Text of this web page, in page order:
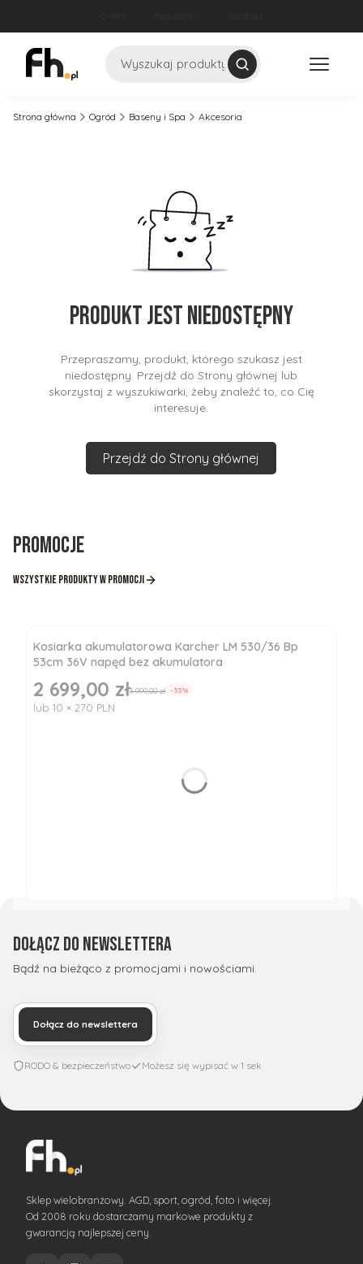
Szukaj
Strona główna Ogród Baseny i Spa Akcesoria
Produkt jest niedostępny
Przepraszamy, produkt, którego szukasz jest
niedostępny. Przejdź do Strony głównej lub
skorzystaj z wyszukiwarki, żeby znaleźć to, co Cię
interesuje.
Przejdź do Strony głównej
Promocje
Wszystkie produkty w promocji
Kosiarka akumulatorowa Karcher LM 530/36 Bp
53cm 36V napęd bez akumulatora
Cena promocyjna
2 699,00 zł3 999,00 zł -33%
lub 10 × 270 PLN
Dołącz do newslettera
Bądź na bieżąco z promocjami i nowościami.
Dołącz do newslettera
RODO & bezpieczeństwo Możesz się wypisać w 1 sek
Sklep wielobranżowy. AGD, sport, ogród, foto i więcej.
Od 2008 roku dostarczamy markowe produkty z
gwarancją najlepszej ceny.